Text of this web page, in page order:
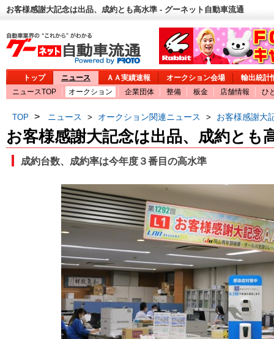
お客様感謝大記念は出品、成約とも高水準 - グーネット自動車流通
トップ ニュース ＡＡ実績速報 オークション会場
輸出統計
ニュースTOP
オークション 企業団体 整備 板金 店舗情報 ひ
TOP > ニュース > オークション関連ニュース > お客様感謝大
お客様感謝大記念は出品、成約とも
成約台数、成約率は今年度３番目の高水準